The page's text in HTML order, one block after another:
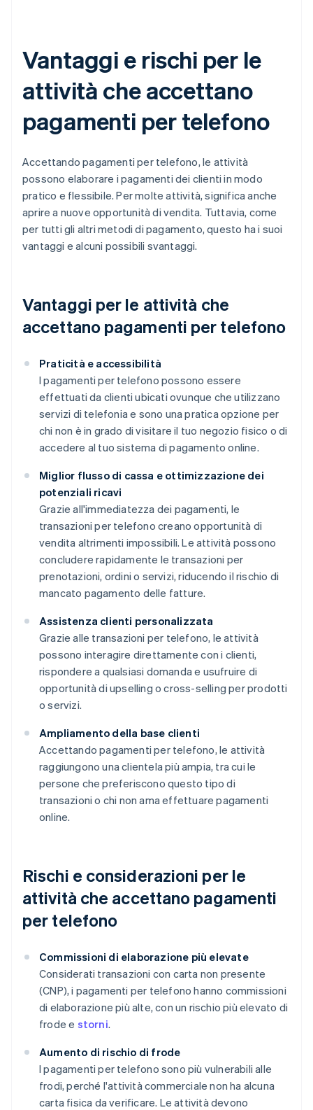
Vantaggi e rischi per le
attività che accettano
pagamenti per telefono
Accettando pagamenti per telefono, le attività
possono elaborare i pagamenti dei clienti in modo
pratico e flessibile. Per molte attività, significa anche
aprire a nuove opportunità di vendita. Tuttavia, come
per tutti gli altri metodi di pagamento, questo ha i suoi
vantaggi e alcuni possibili svantaggi.
Vantaggi per le attività che
accettano pagamenti per telefono
Praticità e accessibilità
I pagamenti per telefono possono essere
effettuati da clienti ubicati ovunque che utilizzano
servizi di telefonia e sono una pratica opzione per
chi non è in grado di visitare il tuo negozio fisico o di
accedere al tuo sistema di pagamento online.
Miglior flusso di cassa e ottimizzazione dei
potenziali ricavi
Grazie all'immediatezza dei pagamenti, le
transazioni per telefono creano opportunità di
vendita altrimenti impossibili. Le attività possono
concludere rapidamente le transazioni per
prenotazioni, ordini o servizi, riducendo il rischio di
mancato pagamento delle fatture.
Assistenza clienti personalizzata
Grazie alle transazioni per telefono, le attività
possono interagire direttamente con i clienti,
rispondere a qualsiasi domanda e usufruire di
opportunità di upselling o cross-selling per prodotti
o servizi.
Ampliamento della base clienti
Accettando pagamenti per telefono, le attività
raggiungono una clientela più ampia, tra cui le
persone che preferiscono questo tipo di
transazioni o chi non ama effettuare pagamenti
online.
Rischi e considerazioni per le
attività che accettano pagamenti
per telefono
Commissioni di elaborazione più elevate
Considerati transazioni con carta non presente
(CNP), i pagamenti per telefono hanno commissioni
di elaborazione più alte, con un rischio più elevato di
frode e storni.
Aumento di rischio di frode
I pagamenti per telefono sono più vulnerabili alle
frodi, perché l'attività commerciale non ha alcuna
carta fisica da verificare. Le attività devono